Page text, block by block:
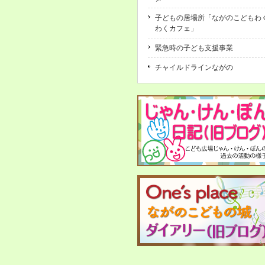
子どもの居場所「ながのこどもわ
わくカフェ」
緊急時の子ども支援事業
チャイルドラインながの